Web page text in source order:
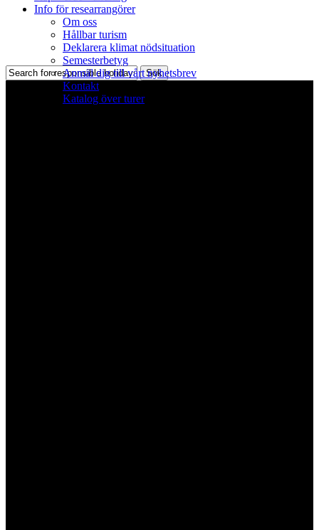
Info för researrangörer
Om oss
Hållbar turism
Deklarera klimat nödsituation
Semesterbetyg
Anmäl dig till vårt nyhetsbrev
Kontakt
Katalog över turer
Sök